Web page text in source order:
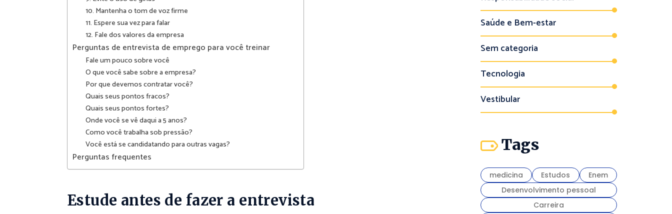
10. Mantenha o tom de voz firme
11. Espere sua vez para falar
12. Fale dos valores da empresa
Perguntas de entrevista de emprego para você treinar
Fale um pouco sobre você
O que você sabe sobre a empresa?
Por que devemos contratar você?
Quais seus pontos fracos?
Quais seus pontos fortes?
Onde você se vê daqui a 5 anos?
Como você trabalha sob pressão?
Você está se candidatando para outras vagas?
Perguntas frequentes
Estude antes de fazer a entrevista
Saúde e Bem-estar
Sem categoria
Tecnologia
Vestibular
Tags
medicina Estudos
Enem
Desenvolvimento pessoal
Carreira